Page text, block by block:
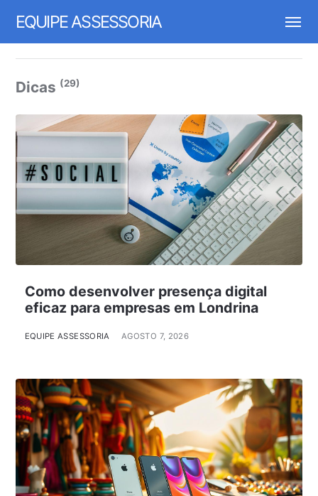
EQUIPE ASSESSORIA
Dicas (29)
Como desenvolver presença digital
eficaz para empresas em Londrina
EQUIPE ASSESSORIA AGOSTO 7, 2026